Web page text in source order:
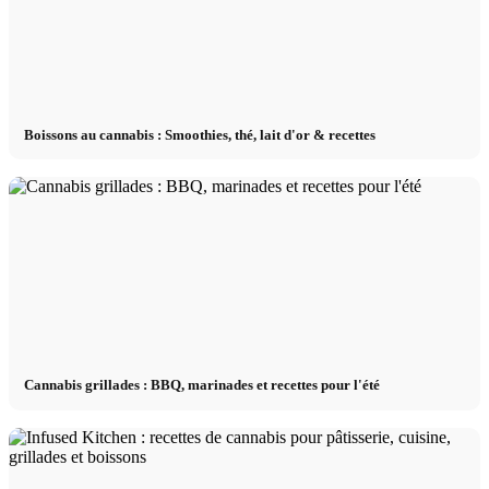
Boissons au cannabis : Smoothies, thé, lait d'or & recettes
Cannabis grillades : BBQ, marinades et recettes pour l'été